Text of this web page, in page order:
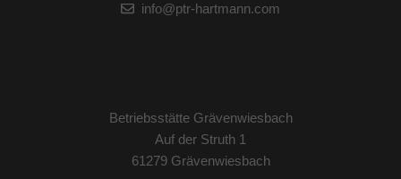
info@ptr-hartmann.com
Betriebsstätte Grävenwiesbach
Auf der Struth 1
61279 Grävenwiesbach